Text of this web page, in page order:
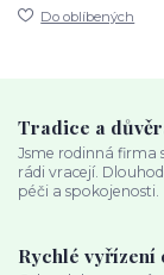
Do oblíbených
Tradice a
Jsme rodinná firma
rádi vracejí.
péči a spokojenosti.
Rychlé vyřízení